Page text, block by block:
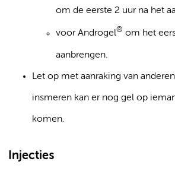
om de eerste 2 uur na het
voor Androgel® om het
aanbrengen.
Let op met aanraking van
insmeren kan er nog gel op
komen.
Injecties